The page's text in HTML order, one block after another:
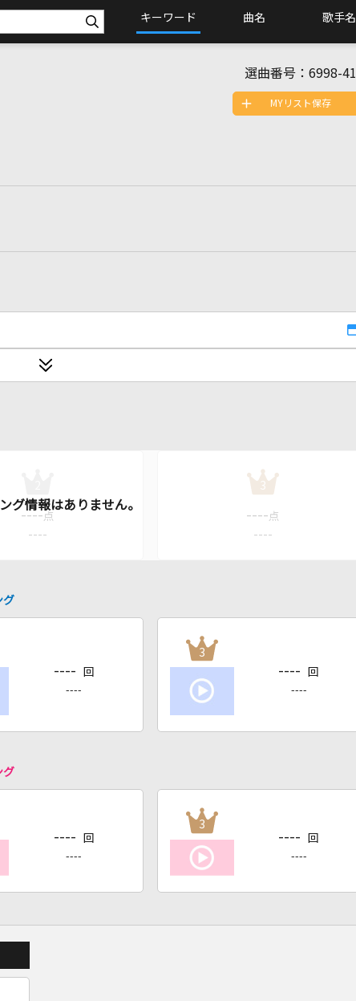
キーワード 曲名 歌手名
選曲番号： 6998-41
MYリスト保存
---- 点
----
3
---- 点
----
グ
---- 回
----
3
---- 回
----
グ
---- 回
----
3
---- 回
----